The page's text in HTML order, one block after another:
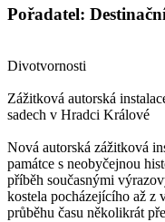
Pořadatel:
Divotvornosti
Zážitková autorská
sadech v Hradci Králové
Nová autorská zážitková
památce s neobyčejnou
příběh současnými
kostela pocházejícího až
průběhu času několikrát